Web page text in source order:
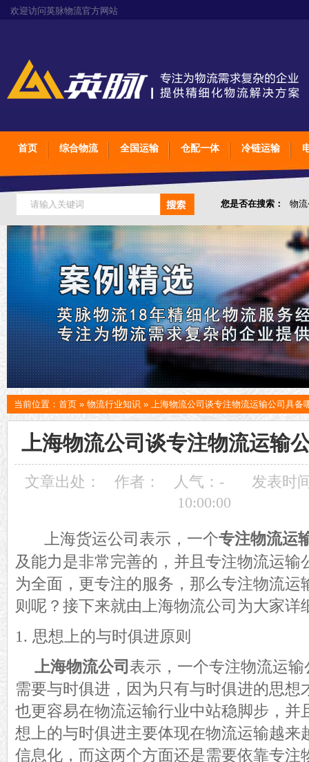
欢迎访问英脉物流官方网站
首页 综合物流 全国运输 仓配一体 冷链运输
您是否在搜索： 物
仓储综合专业定制物
当前位置： 首页 » 物流行业知识 » 上海物流公司谈专注物流运输公司具备
上海物流公司谈专注物流运输
文章出处： 作者： 人气： -
发表时
10:00:00
上海货运公司表示，一个专注物流运
及能力是非常完善的，并且专注物流运输
为全面，更专注的服务，那么专注物流运
则呢？接下来就由上海物流公司为大家详
1. 思想上的与时俱进原则
上海物流公司表示，一个专注物流运
需要与时俱进，因为只有与时俱进的思想
也更容易在物流运输行业中站稳脚步，并
想上的与时俱进主要体现在物流运输越来
信息化，而这两个方面还是需要依靠专注